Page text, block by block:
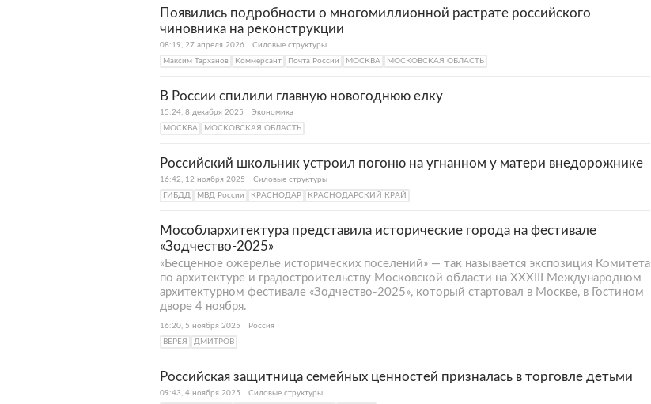
предприятие «Рузское молоко». Местный кофейный завод в 2023 году
вошел в топ-4 предприятий отрасли на российском рынке.
Появились подробности о многомиллионной растрате российского
чиновника на реконструкции
08:19, 27 апреля 2026
Силовые структуры
Максим Тарханов
Коммерсант Почта России МОСКВА МОСКОВСКАЯ ОБЛАСТЬ
В России спилили главную новогоднюю елку
15:24, 8 декабря 2025
Экономика
МОСКВА
МОСКОВСКАЯ ОБЛАСТЬ
Российский школьник устроил погоню на угнанном у матери внедорожнике
16:42, 12 ноября 2025
Силовые структуры
ГИБДД
МВД России КРАСНОДАР КРАСНОДАРСКИЙ КРАЙ
Мособлархитектура представила исторические города на фестивале
«Зодчество-2025»
«Бесценное ожерелье исторических поселений» — так называется экспозиция Комитета
по архитектуре и градостроительству Московской области на XXXIII Международном
архитектурном фестивале «Зодчество-2025», который стартовал в Москве, в Гостином
дворе 4 ноября.
16:20, 5 ноября 2025
Россия
ВЕРЕЯ
ДМИТРОВ
Российская защитница семейных ценностей призналась в торговле детьми
09:43, 4 ноября 2025
Силовые структуры